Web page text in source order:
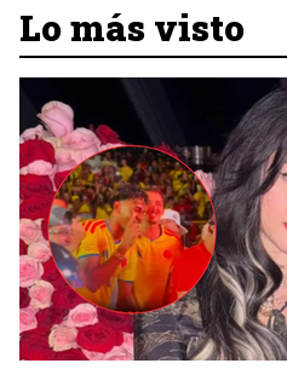
Lo más visto